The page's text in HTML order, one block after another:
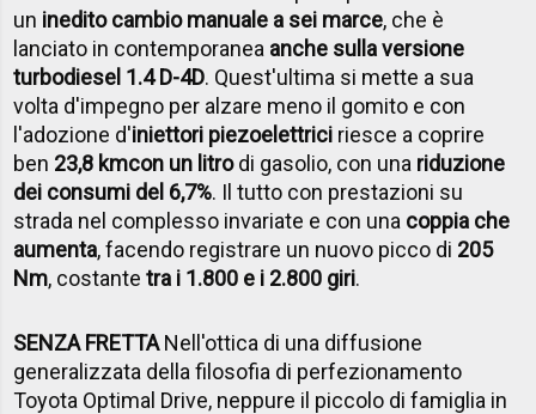
un inedito cambio manuale a sei marce, che è
lanciato in contemporanea anche sulla versione
turbodiesel 1.4 D-4D. Quest'ultima si mette a sua
volta d'impegno per alzare meno il gomito e con
l'adozione d'iniettori piezoelettrici riesce a coprire
ben 23,8 kmcon un litrodi gasolio, con una riduzione
dei consumi del 6,7%. Il tutto con prestazioni su
strada nel complesso invariate e con una coppia che
aumenta, facendo registrare un nuovo picco di 205
Nm, costantetra i 1.800 e i 2.800 giri.
SENZA FRETTANell'ottica di una diffusione
generalizzata della filosofia di perfezionamento
Toyota Optimal Drive, neppure il piccolo di famiglia in